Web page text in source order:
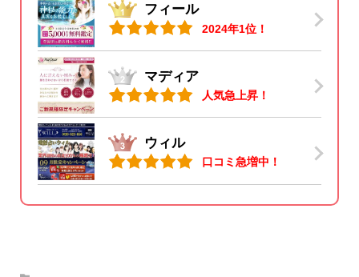
フィール
2024年1位！
マディア
人気急上昇！
ウィル
口コミ急増中！